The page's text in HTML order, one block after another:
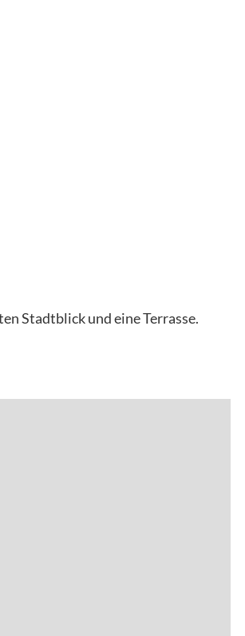
Stadtblick und eine Terrasse.